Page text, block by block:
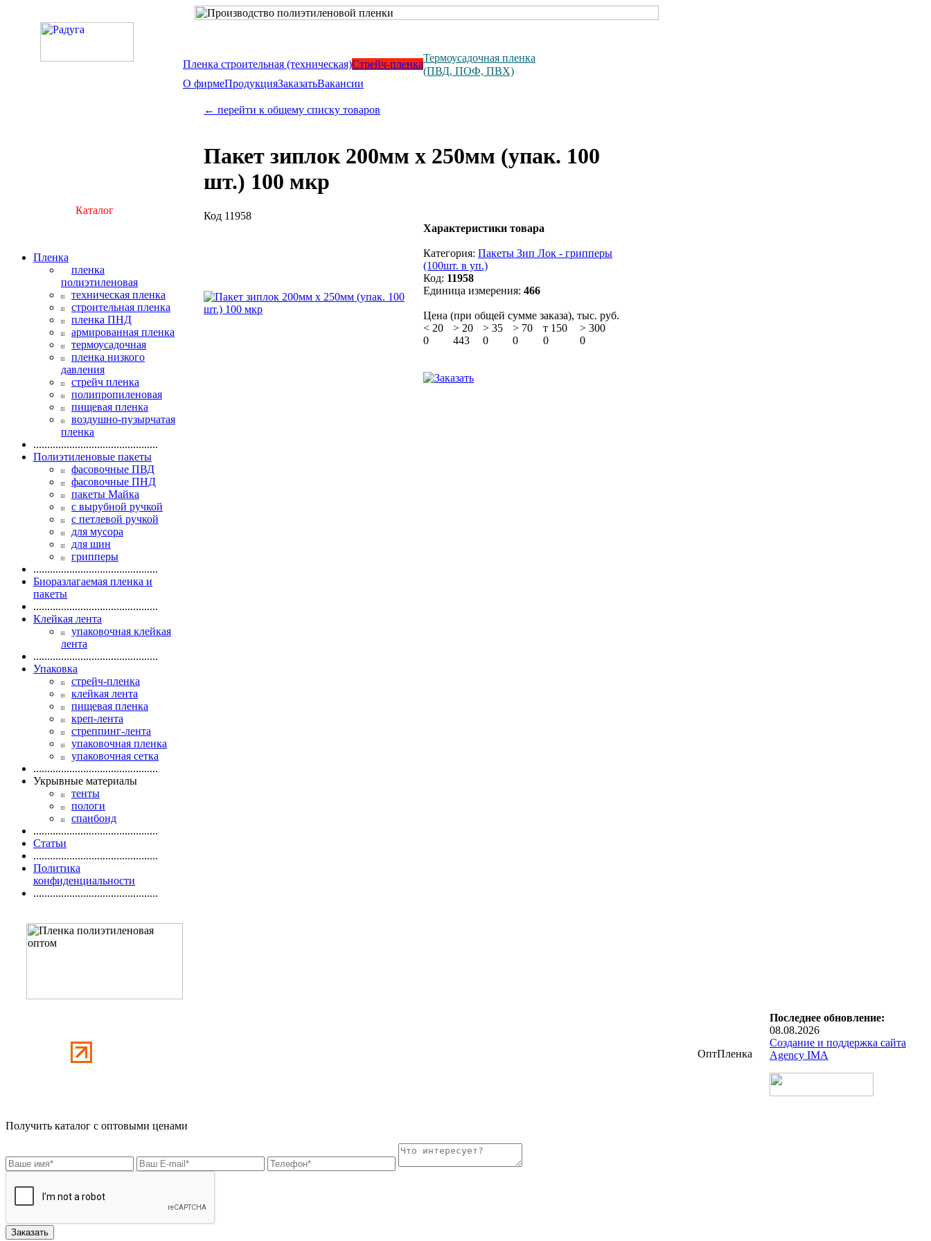
Пленка строительная (техническая)Стрейч-пленка
Термоусадочная пленка
(ПВД, ПОФ, ПВХ)
О фирмеПродукцияЗаказатьВакансии
← перейти к общему списку товаров
Пакет зиплок 200мм х 250мм (упак. 100
шт.) 100 мкр
Код 11958
Характеристики товара
Категория: Пакеты Зип Лок - грипперы
(100шт. в уп.)
Код: 11958
Единица измерения: 466
Цена (при общей сумме заказа), тыс. руб.
< 20 > 20 > 35 > 70 т 150 > 300
0
443 0 0 0 0
Каталог
Пленка
пленка
полиэтиленовая
техническая пленка
строительная пленка
пленка ПНД
армированная пленка
термоусадочная
пленка низкого
давления
стрейч пленка
полипропиленовая
пищевая пленка
воздушно-пузырчатая
пленка
.............................................
Полиэтиленовые пакеты
фасовочные ПВД
фасовочные ПНД
пакеты Майка
с вырубной ручкой
с петлевой ручкой
для мусора
для шин
грипперы
.............................................
Биоразлагаемая пленка и
пакеты
.............................................
Клейкая лента
упаковочная клейкая
лента
.............................................
Упаковка
стрейч-пленка
клейкая лента
пищевая пленка
креп-лента
стреппинг-лента
упаковочная пленка
упаковочная сетка
.............................................
Укрывные материалы
тенты
пологи
спанбонд
.............................................
Статьи
.............................................
Политика
конфиденциальности
.............................................
ОптПленка
Последнее обновление:
08.08.2026
Создание и поддержка сайта
Agency IMA
Получить каталог с оптовыми ценами
Заказать